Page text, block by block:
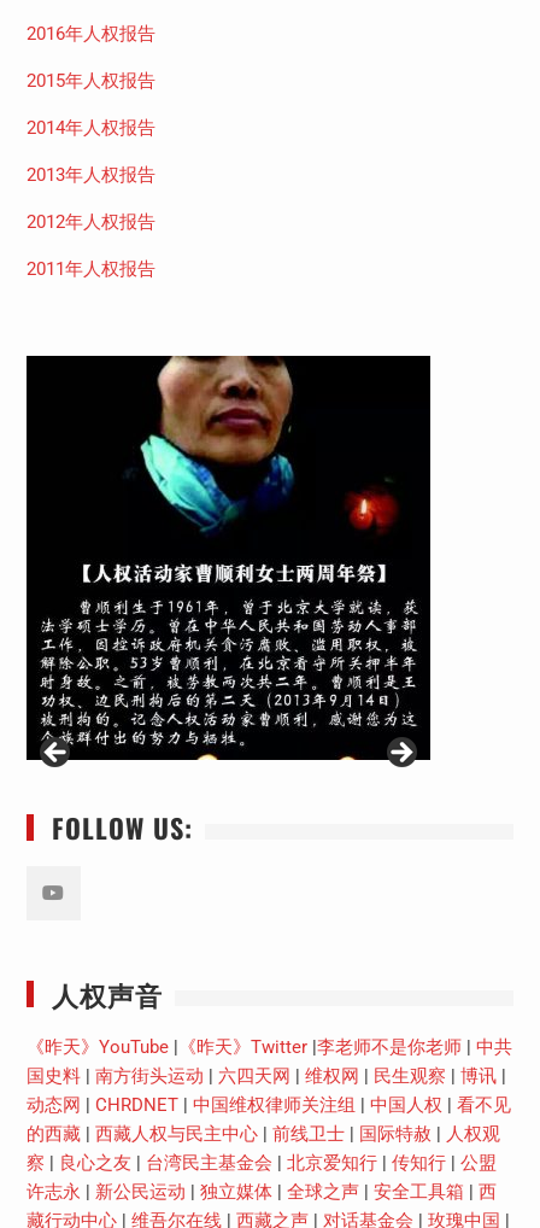
2016年人权报告
2015年人权报告
2014年人权报告
2013年人权报告
2012年人权报告
2011年人权报告
FOLLOW US:
人权声音
《昨天》YouTube| 《昨天》Twitter| 李老师不是你老师| 中共
国史料| 南方街头运动 六四天网 维权网 民生观察 博讯|
动态网
CHRDNET| 中国维权律师关注组 中国人权
看不见
的西藏| 西藏人权与民主中心| 前线卫士| 国际特赦
人权观
察
良心之友 台湾民主基金会 北京爱知行| 传知行| 公盟
许志永
新公民运动 独立媒体| 全球之声| 安全工具箱
西
藏行动中心| 维吾尔在线| 西藏之声| 对话基金会 玫瑰中国